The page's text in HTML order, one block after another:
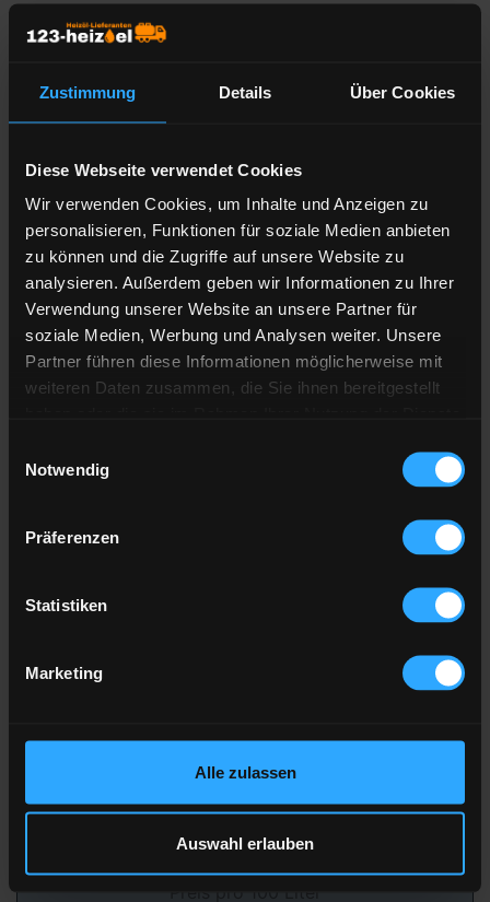
Zustimmung Details Über Cookies
Diese Webseite verwendet Cookies
Wir verwenden Cookies, um Inhalte und Anzeigen zu
personalisieren, Funktionen für soziale Medien anbieten
zu können und die Zugriffe auf unsere Website zu
analysieren. Außerdem geben wir Informationen zu Ihrer
Verwendung unserer Website an unsere Partner für
soziale Medien, Werbung und Analysen weiter. Unsere
Partner führen diese Informationen möglicherweise mit
weiteren Daten zusammen, die Sie ihnen bereitgestellt
Notwendig
Präferenzen
Statistiken
Marketing
Alle zulassen
Auswahl erlauben
Heizöl-Preisangebot für 44135
Liefermenge
Anzahl derLieferstellen
Preis berechnen
Heizöl Standard
von DS EMOVA GmbH